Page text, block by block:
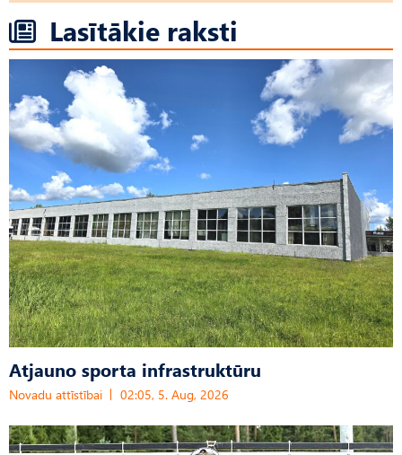
Lasītākie raksti
Atjauno sporta infrastruktūru
Novadu attīstībai 02:05, 5. Aug, 2026